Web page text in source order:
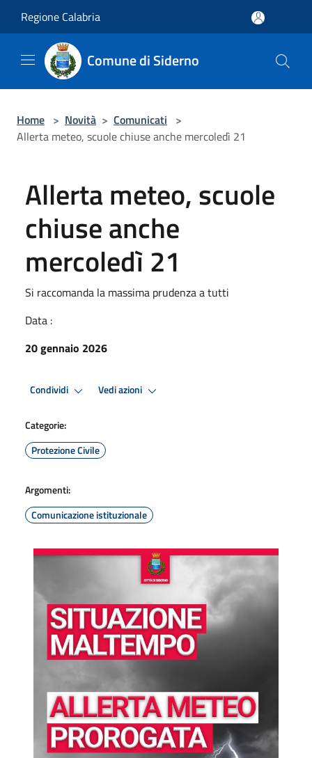
Regione Calabria
Comune di Siderno
Home > Novità > Comunicati >
Allerta meteo, scuole chiuse anche mercoledì 21
Allerta meteo, scuole
chiuse anche
mercoledì 21
Si raccomanda la massima prudenza a tutti
Data :
20 gennaio 2026
Condividi Vedi azioni
Categorie:
Protezione Civile
Argomenti:
Comunicazione istituzionale